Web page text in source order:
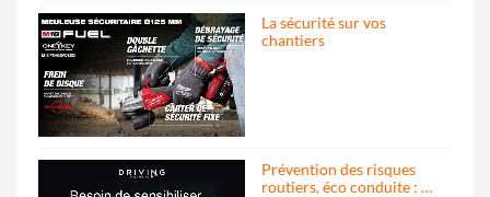
La sécurité sur vos
chantiers
Prévention des risques
routiers, éco conduite : …